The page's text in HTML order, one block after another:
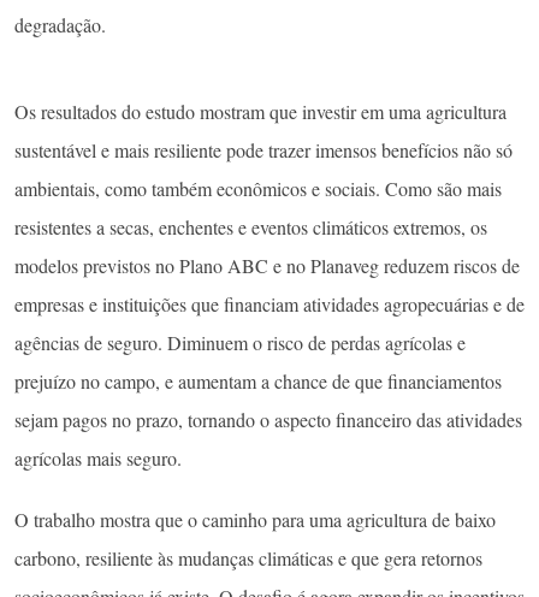
degradação.
Os resultados do estudo mostram que investir em uma agricultura
sustentável e mais resiliente pode trazer imensos benefícios não só
ambientais, como também econômicos e sociais. Como são mais
resistentes a secas, enchentes e eventos climáticos extremos, os
modelos previstos no Plano ABC e no Planaveg reduzem riscos de
empresas e instituições que financiam atividades agropecuárias e de
agências de seguro. Diminuem o risco de perdas agrícolas e
prejuízo no campo, e aumentam a chance de que financiamentos
sejam pagos no prazo, tornando o aspecto financeiro das atividades
agrícolas mais seguro.
O trabalho mostra que o caminho para uma agricultura de baixo
carbono, resiliente às mudanças climáticas e que gera retornos